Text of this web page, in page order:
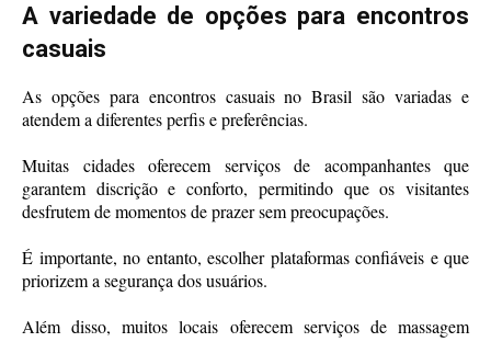
A variedade de opções para encontros
casuais
As opções para encontros casuais no Brasil são variadas e
atendem a diferentes perfis e preferências.
Muitas cidades oferecem serviços de acompanhantes que
garantem discrição e conforto, permitindo que os visitantes
desfrutem de momentos de prazer sem preocupações.
É importante, no entanto, escolher plataformas confiáveis e que
priorizem a segurança dos usuários.
Além disso, muitos locais oferecem serviços de massagem